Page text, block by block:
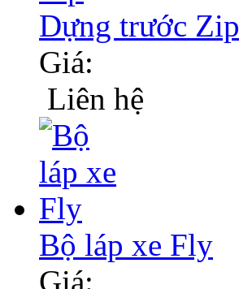
Dựng trước Zip
Giá:
Liên hệ
Bộ láp xe Fly
Giá: